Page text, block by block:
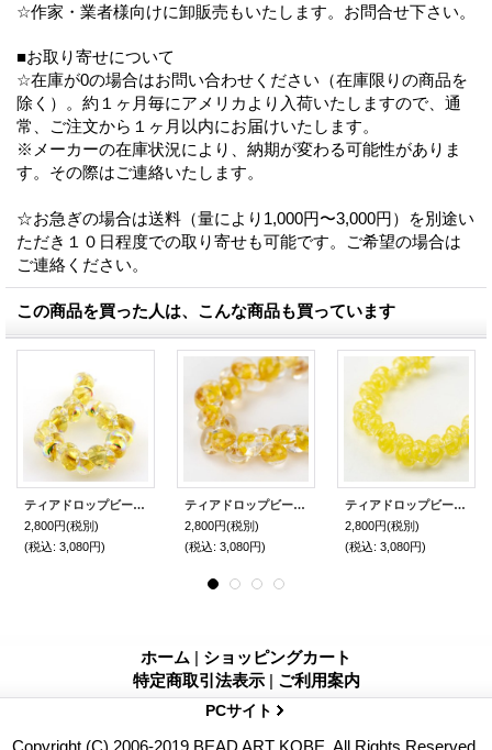
☆作家・業者様向けに卸販売もいたします。お問合せ下さい。
■お取り寄せについて
☆在庫が0の場合はお問い合わせください（在庫限りの商品を
除く）。約１ヶ月毎にアメリカより入荷いたしますので、通
常、ご注文から１ヶ月以内にお届けいたします。
※メーカーの在庫状況により、納期が変わる可能性がありま
す。その際はご連絡いたします。
☆お急ぎの場合は送料（量により1,000円〜3,000円）を別途い
ただき１０日程度での取り寄せも可能です。ご希望の場合は
ご連絡ください。
この商品を買った人は、こんな商品も買っています
ティアドロップビーズ メタリック 【Electric Dandelion】
2,800円(税別)
(税込: 3,080円)
ティアドロップビーズ 【Topaz Token】
2,800円(税別)
(税込: 3,080円)
ティアドロップビーズ 【Daisy Yellow】
2,800円(税別)
(税込: 3,080円)
ホーム | ショッピングカート
特定商取引法表示 | ご利用案内
PCサイト
Copyright (C) 2006-2019 BEAD ART KOBE. All Rights Reserved.